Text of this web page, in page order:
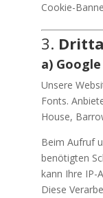
Cookie-
3.
a)
Unsere
Fonts.
House,
Beim Aufruf
benötigten
kann Ihre IP-
Diese